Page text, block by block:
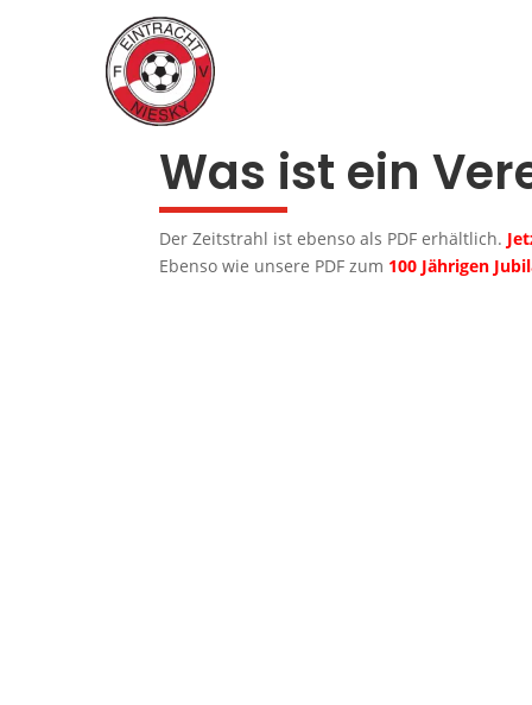
Was ist ein
Der Zeitstrahl ist ebenso als PDF erhältlich.
Ebenso wie unsere PDF zum 100 Jährigen